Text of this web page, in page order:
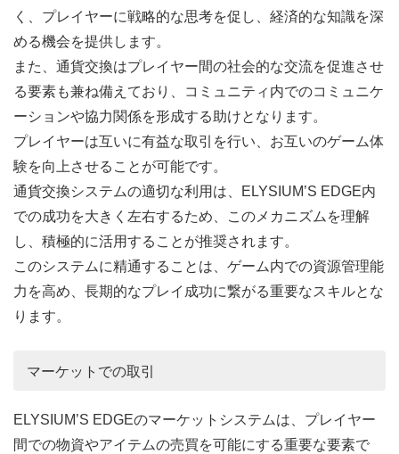
く、プレイヤーに戦略的な思考を促し、経済的な知識を深
める機会を提供します。
また、通貨交換はプレイヤー間の社会的な交流を促進させ
る要素も兼ね備えており、コミュニティ内でのコミュニケ
ーションや協力関係を形成する助けとなります。
プレイヤーは互いに有益な取引を行い、お互いのゲーム体
験を向上させることが可能です。
通貨交換システムの適切な利用は、ELYSIUM’S EDGE内
での成功を大きく左右するため、このメカニズムを理解
し、積極的に活用することが推奨されます。
このシステムに精通することは、ゲーム内での資源管理能
力を高め、長期的なプレイ成功に繋がる重要なスキルとな
ります。
マーケットでの取引
ELYSIUM’S EDGEのマーケットシステムは、プレイヤー
間での物資やアイテムの売買を可能にする重要な要素で